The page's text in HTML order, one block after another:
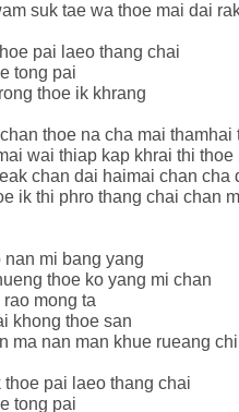
suk tae wa thoe mai dai
pai laeo thang chai
tong pai
thoe ik khrang
thoe na cha mai thamhai
wai thiap kap khrai thi thoe
chan dai haimai chan cha
ik thi phro thang chai chan
mi bang yang
thoe ko yang mi chan
mong ta
khong thoe san
ma nan man khue rueang
thoe pai laeo thang chai
tong pai